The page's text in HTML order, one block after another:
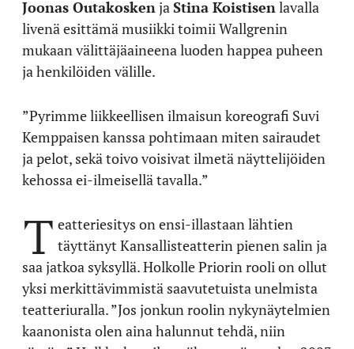
Joonas OutakoskenjaStina Koistisenlavalla
livenä esittämä musiikki toimii Wallgrenin
mukaan välittäjäaineena luoden happea puheen
ja henkilöiden välille.
”Pyrimme liikkeellisen ilmaisun koreografi Suvi
Kemppaisen kanssa pohtimaan miten sairaudet
ja pelot, sekä toivo voisivat ilmetä näyttelijöiden
kehossa ei-ilmeisellä tavalla.”
T eatteriesitys on ensi-illastaan lähtien
täyttänyt Kansallisteatterin pienen salin ja
saa jatkoa syksyllä. Holkolle Priorin rooli on ollut
yksi merkittävimmistä saavutetuista unelmista
teatteriuralla. ”Jos jonkun roolin nykynäytelmien
kaanonista olen aina halunnut tehdä, niin